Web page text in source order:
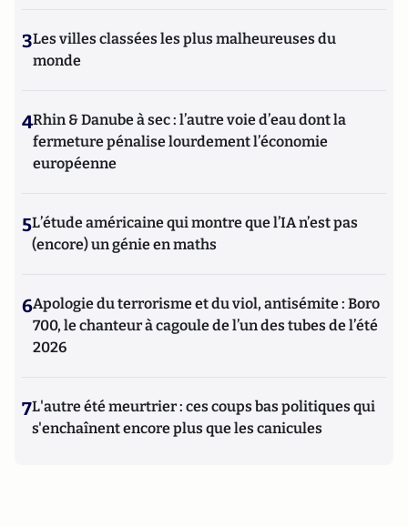
3Les villes classées les plus malheureuses du
monde
4Rhin & Danube à sec : l’autre voie d’eau dont la
fermeture pénalise lourdement l’économie
européenne
5L’étude américaine qui montre que l’IA n’est pas
(encore) un génie en maths
6Apologie du terrorisme et du viol, antisémite : Boro
700, le chanteur à cagoule de l’un des tubes de l’été
2026
7L'autre été meurtrier : ces coups bas politiques qui
s'enchaînent encore plus que les canicules